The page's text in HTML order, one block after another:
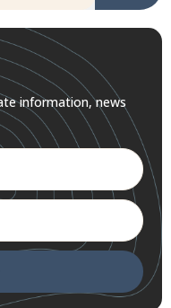
information, news